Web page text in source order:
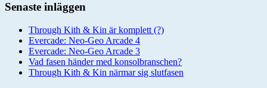
Senaste inläggen
Through Kith & Kin är komplett (?)
Evercade: Neo-Geo Arcade 4
Evercade: Neo-Geo Arcade 3
Vad fasen händer med konsolbranschen?
Through Kith & Kin närmar sig slutfasen